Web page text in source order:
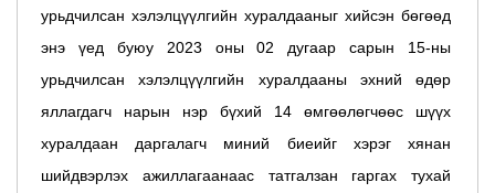
урьдчилсан хэлэлцүүлгийн хуралдааныг хийсэн бөгөөд
энэ үед буюу 2023 оны 02 дугаар сарын 15-ны
урьдчилсан хэлэлцүүлгийн хуралдааны эхний өдөр
яллагдагч нарын нэр бүхий 14 өмгөөлөгчөөс шүүх
хуралдаан даргалагч миний биеийг хэрэг хянан
шийдвэрлэх ажиллагаанаас татгалзан гаргах тухай